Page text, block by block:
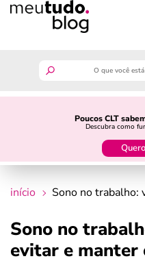
Poucos CLT
Descubra como
guia do trabalhador
crédito fácil
início Sono no trabalho:
Sono no
evitar e manter